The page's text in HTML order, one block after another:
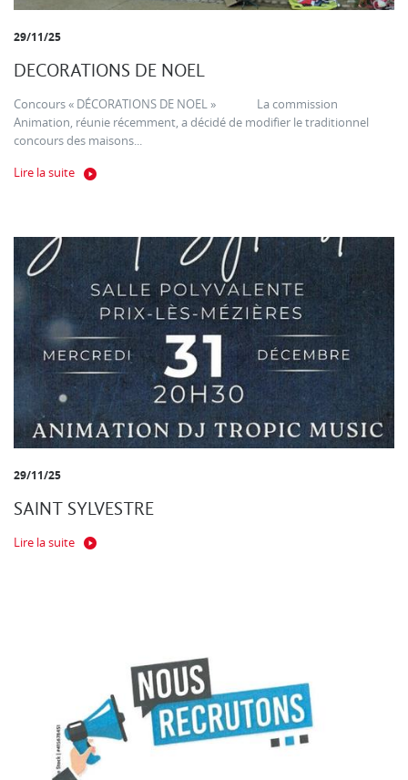
29/11/25
DECORATIONS DE NOEL
Concours « DÉCORATIONS DE NOEL » La commission
Animation, réunie récemment, a décidé de modifier le traditionnel
concours des maisons...
Lire la suite
29/11/25
SAINT SYLVESTRE
Lire la suite